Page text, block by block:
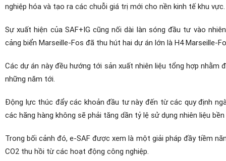
nghiệp hóa và tạo ra các chuỗi giá trị mới cho nền kinh tế khu vực.
Sự xuất hiện của SAF+IG cũng nối dài làn sóng đầu tư vào
cảng biển Marseille-Fos đã thu hút hai dự án lớn là H4 Marseille-
Các dự án này đều hướng tới sản xuất nhiên liệu tổng hợp nhằm
những năm tới.
Động lực thúc đẩy các khoản đầu tư này đến từ các quy định
các hãng hàng không sẽ phải tăng dần tỷ lệ sử dụng nhiên liệu
Trong bối cảnh đó, e-SAF được xem là một giải pháp đầy tiềm
CO2 thu hồi từ các hoạt động công nghiệp.